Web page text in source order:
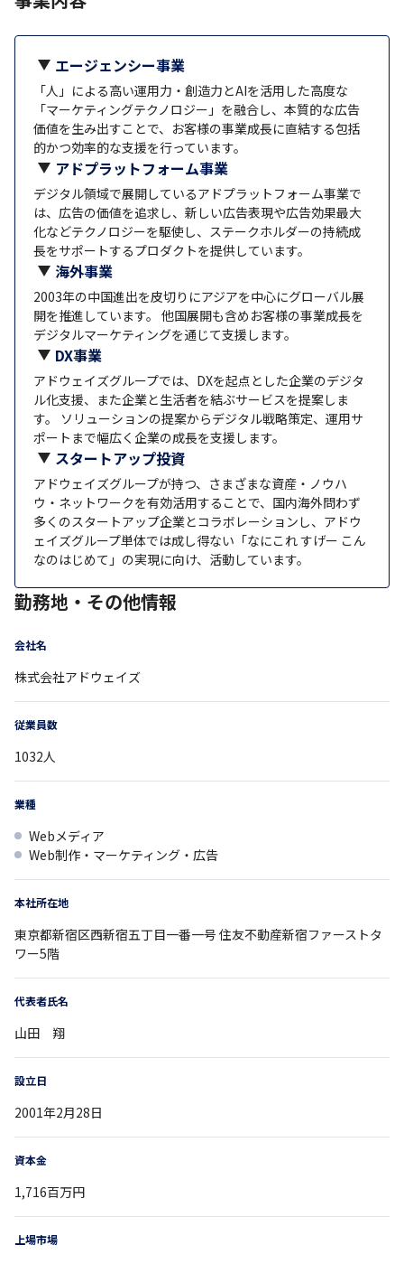
エージェンシー事業
「人」による高い運用力・創造力とAIを活用した高度な
「マーケティングテクノロジー」を融合し、本質的な広告
価値を生み出すことで、お客様の事業成長に直結する包括
的かつ効率的な支援を行っています。
アドプラットフォーム事業
デジタル領域で展開しているアドプラットフォーム事業で
は、広告の価値を追求し、新しい広告表現や広告効果最大
化などテクノロジーを駆使し、ステークホルダーの持続成
長をサポートするプロダクトを提供しています。
海外事業
2003年の中国進出を皮切りにアジアを中心にグローバル展
開を推進しています。 他国展開も含めお客様の事業成長を
デジタルマーケティングを通じて支援します。
DX事業
アドウェイズグループでは、DXを起点とした企業のデジタ
ル化支援、また企業と生活者を結ぶサービスを提案しま
す。 ソリューションの提案からデジタル戦略策定、運用サ
ポートまで幅広く企業の成長を支援します。
スタートアップ投資
アドウェイズグループが持つ、さまざまな資産・ノウハ
ウ・ネットワークを有効活用することで、国内海外問わず
多くのスタートアップ企業とコラボレーションし、アドウ
ェイズグループ単体では成し得ない「なにこれ すげー こん
なのはじめて」の実現に向け、活動しています。
勤務地・その他情報
会社名
株式会社アドウェイズ
従業員数
1032人
業種
Webメディア
Web制作・マーケティング・広告
本社所在地
東京都新宿区西新宿五丁目一番一号 住友不動産新宿ファーストタ
ワー5階
代表者氏名
山田 翔
設立日
2001年2月28日
資本金
1,716百万円
上場市場